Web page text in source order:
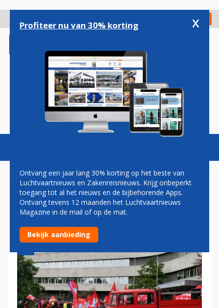
gaan
Check in
Magazine Podcasts Vacatures
HOF BUIGT ZICH OVER
STAKINGSRECHT KLM'ERS
Profiteer nu van 30% korting x
Ontvang een jaar lang 30% korting op het beste van
Luchtvaartnieuws en Zakenreisnieuws. Krijg onbeperkt
toegang tot al het nieuws en de bijbehorende Apps.
Ontvang tevens 12 maanden het Luchtvaartnieuws
Magazine in de mail of op de mat.
Bekijk aanbieding